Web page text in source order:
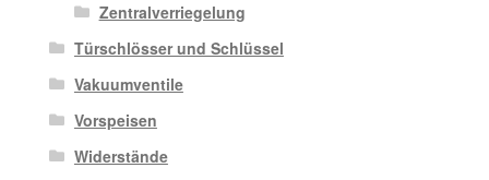
Zentralverriegelung
Türschlösser und Schlüssel
Vakuumventile
Vorspeisen
Widerstände